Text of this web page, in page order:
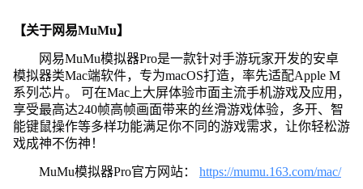
【关于网易MuMu】
网易MuMu模拟器Pro是一款针对手游玩家开发的安卓
模拟器类Mac端软件，专为macOS打造，率先适配Apple M
系列芯片。 可在Mac上大屏体验市面主流手机游戏及应用，
享受最高达240帧高帧画面带来的丝滑游戏体验，多开、智
能键鼠操作等多样功能满足你不同的游戏需求，让你轻松游
戏成神不伤神！
MuMu模拟器Pro官方网站： https://mumu.163.com/mac/